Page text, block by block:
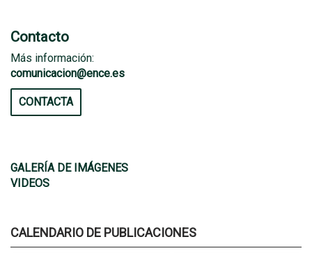
Contacto
Más información:
comunicacion@ence.es
CONTACTA
GALERÍA DE IMÁGENES
VIDEOS
CALENDARIO DE PUBLICACIONES